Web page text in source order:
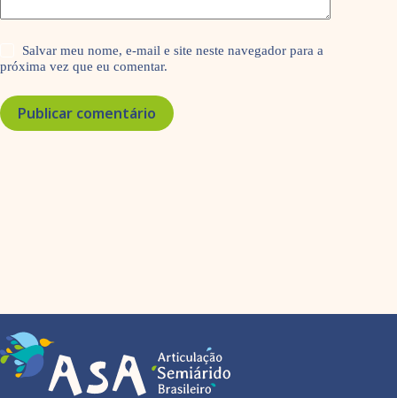
Salvar meu nome, e-mail e site neste navegador para a
próxima vez que eu comentar.
Publicar comentário